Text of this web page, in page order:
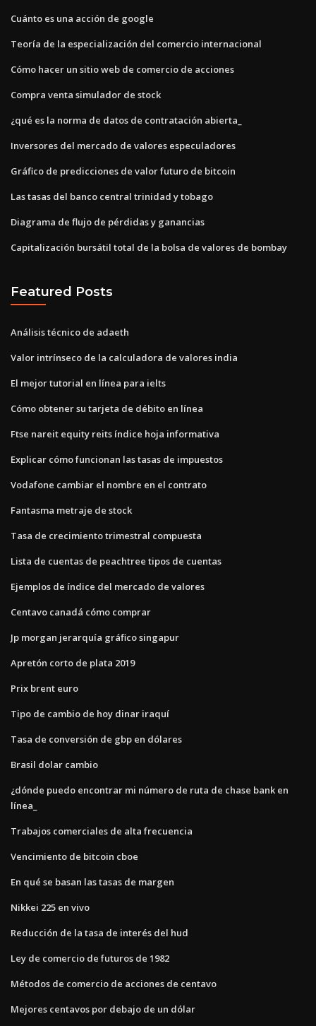
Cuánto es una acción de google
Teoría de la especialización del comercio internacional
Cómo hacer un sitio web de comercio de acciones
Compra venta simulador de stock
¿qué es la norma de datos de contratación abierta_
Inversores del mercado de valores especuladores
Gráfico de predicciones de valor futuro de bitcoin
Las tasas del banco central trinidad y tobago
Diagrama de flujo de pérdidas y ganancias
Capitalización bursátil total de la bolsa de valores de bombay
Featured Posts
Análisis técnico de adaeth
Valor intrínseco de la calculadora de valores india
El mejor tutorial en línea para ielts
Cómo obtener su tarjeta de débito en línea
Ftse nareit equity reits índice hoja informativa
Explicar cómo funcionan las tasas de impuestos
Vodafone cambiar el nombre en el contrato
Fantasma metraje de stock
Tasa de crecimiento trimestral compuesta
Lista de cuentas de peachtree tipos de cuentas
Ejemplos de índice del mercado de valores
Centavo canadá cómo comprar
Jp morgan jerarquía gráfico singapur
Apretón corto de plata 2019
Prix ​​brent euro
Tipo de cambio de hoy dinar iraquí
Tasa de conversión de gbp en dólares
Brasil dolar cambio
¿dónde puedo encontrar mi número de ruta de chase bank en
línea_
Trabajos comerciales de alta frecuencia
Vencimiento de bitcoin cboe
En qué se basan las tasas de margen
Nikkei 225 en vivo
Reducción de la tasa de interés del hud
Ley de comercio de futuros de 1982
Métodos de comercio de acciones de centavo
Mejores centavos por debajo de un dólar